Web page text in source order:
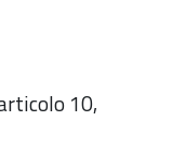
10,